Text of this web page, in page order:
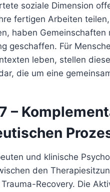
soziale Dimension
fertigen Arbeiten
haben
geschaffen. Für
leben, stellen
die um eine
–
und klinische
den
Recovery. Die